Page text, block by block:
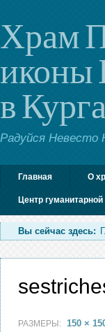
Храм
иконы
в
Радуйся Невесто
Главная О
Центр
Вы сейчас здесь:
РАЗМЕРЫ: 150 ×